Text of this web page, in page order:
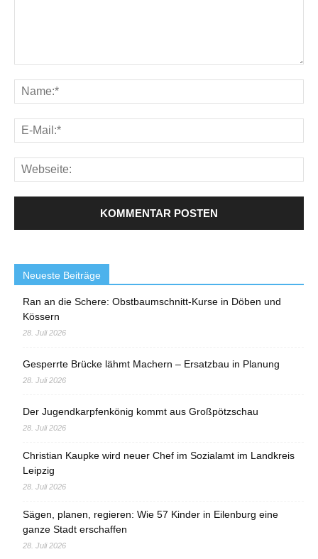
Neueste Beiträge
Ran an die Schere: Obstbaumschnitt-Kurse in Döben und
Kössern
28. Juli 2026
Gesperrte Brücke lähmt Machern – Ersatzbau in Planung
28. Juli 2026
Der Jugendkarpfenkönig kommt aus Großpötzschau
28. Juli 2026
Christian Kaupke wird neuer Chef im Sozialamt im Landkreis
Leipzig
28. Juli 2026
Sägen, planen, regieren: Wie 57 Kinder in Eilenburg eine
ganze Stadt erschaffen
28. Juli 2026